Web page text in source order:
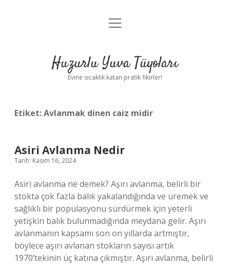
Anasayfa
Yasal Uyarı
menüyü
Huzurlu Yuva Tüyoları
Evine sıcaklık katan pratik fikirler!
Etiket:Avlanmak dinen caiz midir
Asiri Avlanma Nedir
Tarih: Kasım 16, 2024
Asiri avlanma ne demek? Aşırı avlanma, belirli bir
stokta çok fazla balık yakalandığında ve üremek ve
sağlıklı bir popülasyonu sürdürmek için yeterli
yetişkin balık bulunmadığında meydana gelir. Aşırı
avlanmanın kapsamı son on yıllarda artmıştır,
böylece aşırı avlanan stokların sayısı artık
1970’tekinin üç katına çıkmıştır. Aşırı avlanma, belirli